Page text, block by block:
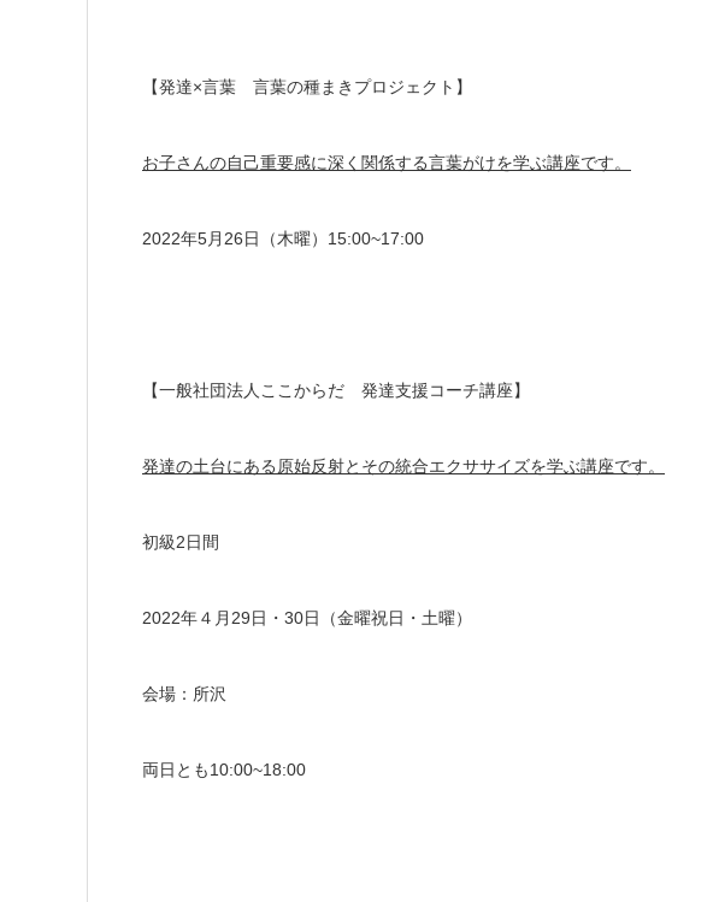
【発達×言葉 言葉の種まきプロジェクト】
お子さんの自己重要感に深く関係する言葉がけを学ぶ講座です。
2022年5月26日（木曜）15:00~17:00
【一般社団法人ここからだ 発達支援コーチ講座】
発達の土台にある原始反射とその統合エクササイズを学ぶ講座です。
初級2日間
2022年４月29日・30日（金曜祝日・土曜）
会場：所沢
両日とも10:00~18:00